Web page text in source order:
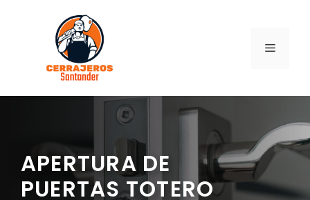
contenido
MENÚ
APERTURA DE
PUERTAS TOTERO